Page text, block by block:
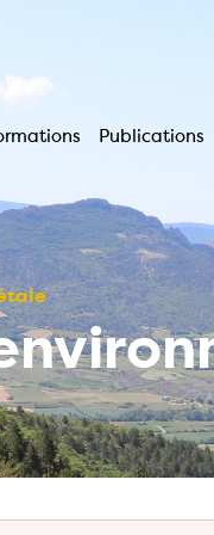
Publications